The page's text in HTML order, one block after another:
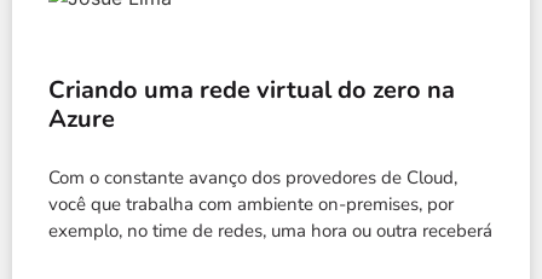
Criando uma rede virtual do zero na
Azure
Com o constante avanço dos provedores de Cloud,
você que trabalha com ambiente on-premises, por
exemplo, no time de redes, uma hora ou outra receberá